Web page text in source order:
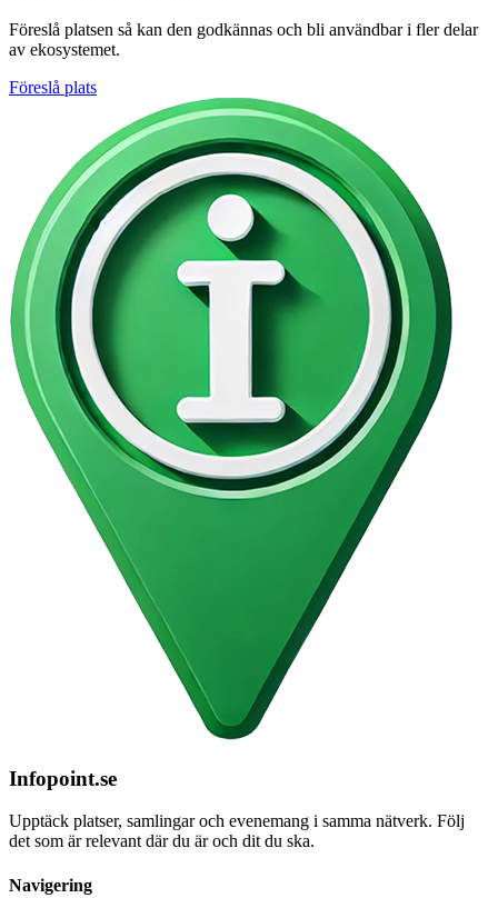
Föreslå platsen så kan den godkännas och bli användbar i fler delar
av ekosystemet.
Föreslå plats
Infopoint.se
Upptäck platser, samlingar och evenemang i samma nätverk. Följ
det som är relevant där du är och dit du ska.
Navigering